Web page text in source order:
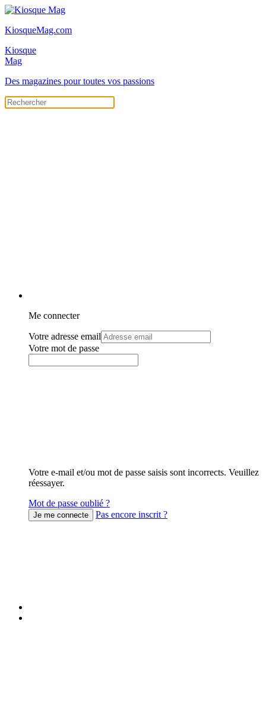
KiosqueMag.com
Kiosque
Mag
Des magazines pour toutes vos passions
Me connecter
Votre adresse email
Votre mot de passe
Votre e-mail et/ou mot de passe saisis sont incorrects. Veuillez
réessayer.
Mot de passe oublié ?
Pas encore inscrit ?